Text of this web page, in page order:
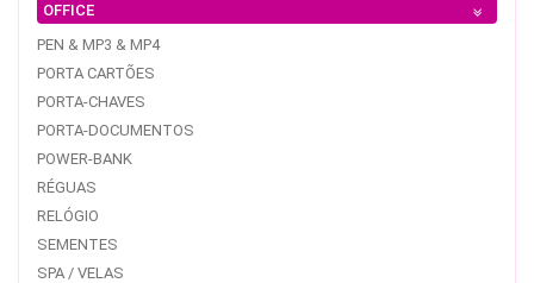
OFFICE
PEN & MP3 & MP4
PORTA CARTÕES
PORTA-CHAVES
PORTA-DOCUMENTOS
POWER-BANK
RÉGUAS
RELÓGIO
SEMENTES
SPA / VELAS